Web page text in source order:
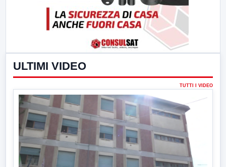
ULTIMI VIDEO
TUTTI I VIDEO